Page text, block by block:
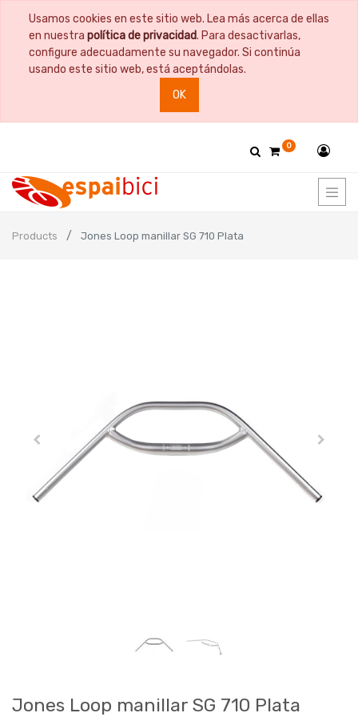
Usamos cookies en este sitio web. Lea más acerca de ellas
en nuestra política de privacidad. Para desactivarlas,
configure adecuadamente su navegador. Si continúa
usando este sitio web, está aceptándolas.
OK
0
Products Jones Loop manillar SG 710 Plata
Jones Loop manillar SG 710 Plata